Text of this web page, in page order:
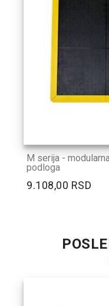
M serija -
podloga
9.108,00 RSD